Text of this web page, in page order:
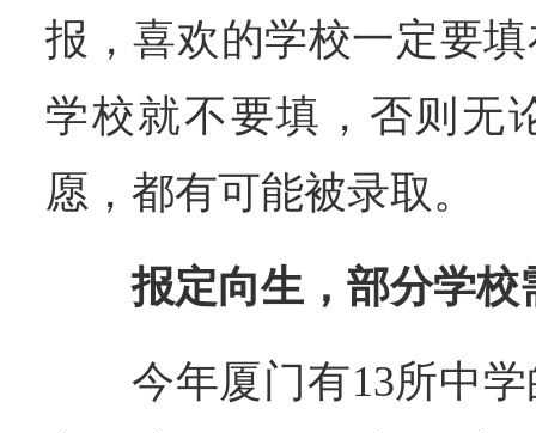
报，喜欢的学校一定要
学校就不要填，否则无
愿，都有可能被录取。
报定向生，部分学校
今年厦门有13所中